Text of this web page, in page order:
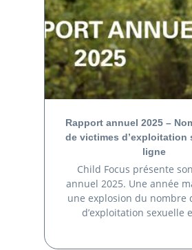
Rapport annuel 2025 –
de victimes d’exploitation
ligne
Child Focus présente
annuel 2025. Une année
une explosion du nombre
d’exploitation sexuelle